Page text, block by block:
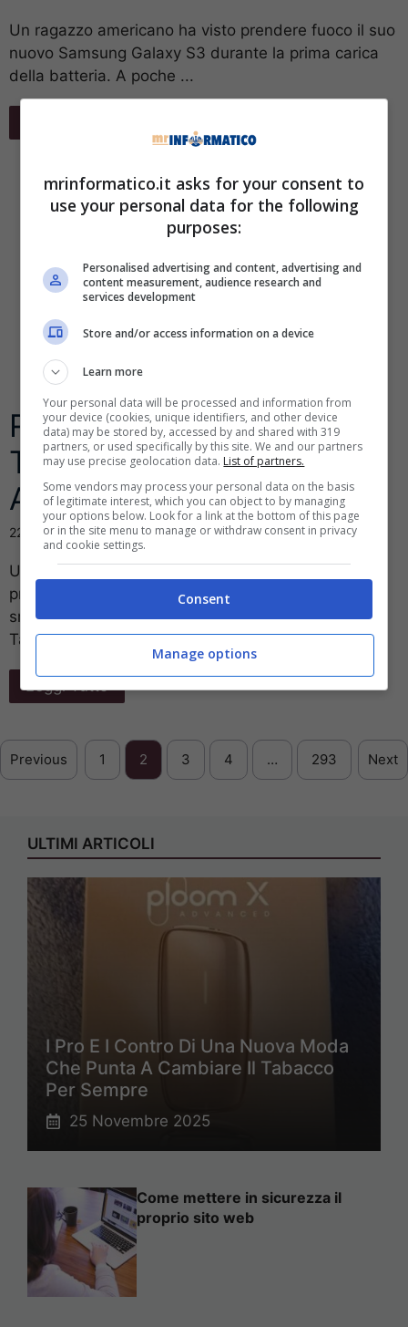
Un ragazzo americano ha visto prendere fuoco il suo
nuovo Samsung Galaxy S3 durante la prima carica
della batteria. A poche ...
Ricaricare Smartphone e
Tablet in pochi secondi?
Adesso si può
22 Marzo 2014
Una rivoluzione che potrebbe farci dimenticare i
problemi legati all’autonomia dei nostri PC,
smartphone e Tablet. Ricaricare Smartphone e
Tablet in ...
Leggi Tutto
Previous 1 2 3 4 … 293 Next
ULTIMI ARTICOLI
I Pro E I Contro Di Una Nuova Moda
Che Punta A Cambiare Il Tabacco
Per Sempre
25 Novembre 2025
Come mettere in sicurezza il
proprio sito web
mrinformatico.it asks for your consent to
use your personal data for the following
purposes:
Personalised advertising and content, advertising and
content measurement, audience research and
services development
Store and/or access information on a device
Learn more
Your personal data will be processed and information from
your device (cookies, unique identifiers, and other device
data) may be stored by, accessed by and shared with 319
partners, or used specifically by this site. We and our partners
may use precise geolocation data. List of partners.
Some vendors may process your personal data on the basis
of legitimate interest, which you can object to by managing
your options below. Look for a link at the bottom of this page
or in the site menu to manage or withdraw consent in privacy
and cookie settings.
Consent
Manage options